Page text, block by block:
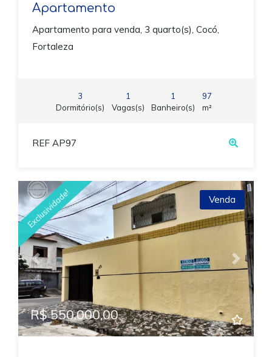
Apartamento
Apartamento para venda, 3 quarto(s), Cocó,
Fortaleza
3
Dormitório(s)
1
Vagas(s)
1
Banheiro(s)
97
m²
REF AP97
Previous Next
Exclusividade! Venda
R$ 550.000,00